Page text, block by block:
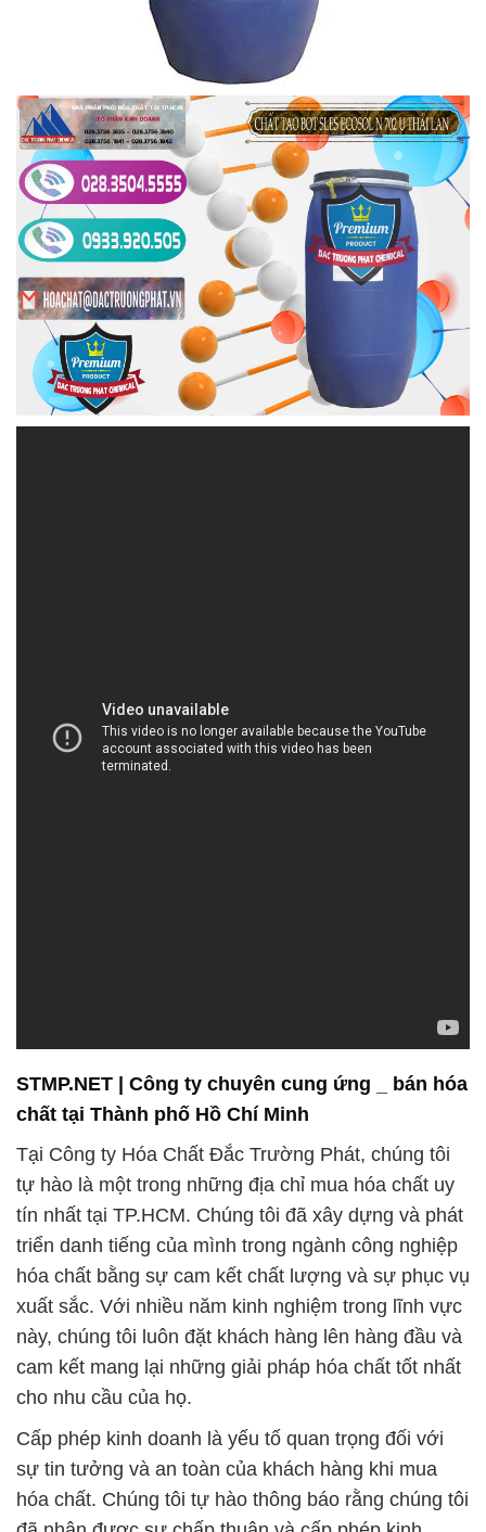
Tại Công ty Hóa Chất Đắc Trường Phát, chúng tôi
tự hào là một trong những địa chỉ mua hóa chất uy
tín nhất tại TP.HCM. Chúng tôi đã xây dựng và phát
triển danh tiếng của mình trong ngành công nghiệp
hóa chất bằng sự cam kết chất lượng và sự phục vụ
xuất sắc. Với nhiều năm kinh nghiệm trong lĩnh vực
này, chúng tôi luôn đặt khách hàng lên hàng đầu và
cam kết mang lại những giải pháp hóa chất tốt nhất
cho nhu cầu của họ.
Cấp phép kinh doanh là yếu tố quan trọng đối với
sự tin tưởng và an toàn của khách hàng khi mua
hóa chất. Chúng tôi tự hào thông báo rằng chúng tôi
đã nhận được sự chấp thuận và cấp phép kinh
doanh từ cơ quan có thẩm quyền. Điều này đồng
nghĩa với việc chúng tôi tuân thủ nghiêm ngặt các
quy định và tiêu chuẩn ngành về an toàn và môi
trường. Bằng cách này, chúng tôi đảm bảo rằng sản